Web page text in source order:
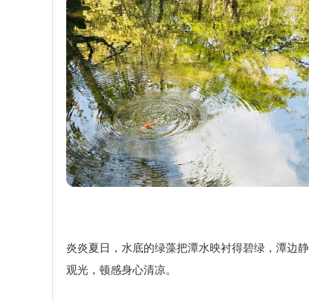
炎炎夏日，水底的绿藻把潭水映衬得碧绿，潭边
观光，顿感身心清凉。